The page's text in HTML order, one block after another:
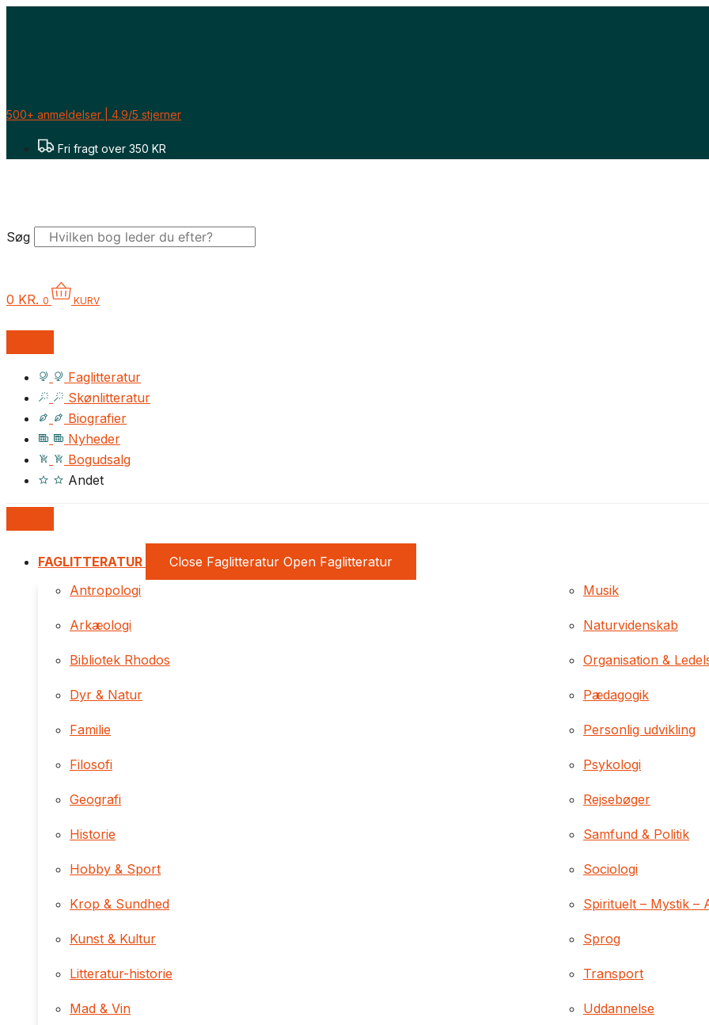
Gå
500+ anmeldelser | 4.9/5 stjerner
Fri fragt over 350 KR
Søg
0 KR. 0 KURV
Faglitteratur
Skønlitteratur
Biografier
Nyheder
Bogudsalg
Andet
FAGLITTERATUR Close Faglitteratur Open Faglitteratur
Antropologi
Arkæologi
Bibliotek Rhodos
Dyr & Natur
Familie
Filosofi
Geografi
Historie
Hobby & Sport
Krop & Sundhed
Kunst & Kultur
Litteratur-historie
Mad & Vin
Musik
Naturvidenskab
Organisation &
Pædagogik
Personlig udvikling
Psykologi
Rejsebøger
Samfund & Politik
Sociologi
Spirituelt – Mystik –
Sprog
Transport
Uddannelse